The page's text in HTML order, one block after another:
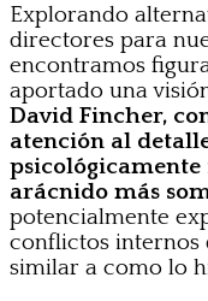
Explorando
directores para
encontramos
aportado una
David Fincher,
atención al
arácnido más
potencialmente
conflictos internos
similar a como lo